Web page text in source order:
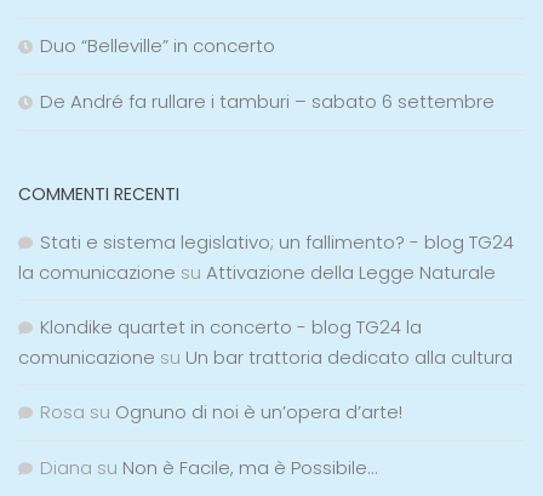
Duo “Belleville” in concerto
De André fa rullare i tamburi – sabato 6 settembre
COMMENTI RECENTI
Stati e sistema legislativo; un fallimento? - blog TG24
la comunicazione su Attivazione della Legge Naturale
Klondike quartet in concerto - blog TG24 la
comunicazione su Un bar trattoria dedicato alla cultura
Rosa su Ognuno di noi è un’opera d’arte!
Diana su Non è Facile, ma è Possibile…